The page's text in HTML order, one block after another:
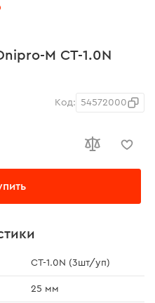
M СТ-1.0N
Код: 54572000
СТ-1.0N (3шт/уп)
25 мм